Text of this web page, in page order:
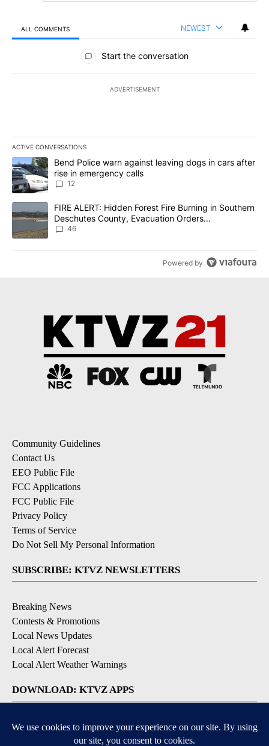
ALL COMMENTS NEWEST
All Comments
Start the conversation
ADVERTISEMENT
ACTIVE CONVERSATIONS
The following is a list of the most commented articles in the last
A trending article titled "Bend Police warn against leaving dogs
Bend Police warn against leaving dogs in cars after
rise in emergency calls
12
A trending article titled "FIRE ALERT: Hidden Forest Fire
FIRE ALERT: Hidden Forest Fire Burning in Southern
Deschutes County, Evacuation Orders
Implemented
46
Powered by
Community Guidelines
Contact Us
EEO Public File
FCC Applications
FCC Public File
Privacy Policy
Terms of Service
Do Not Sell My Personal Information
SUBSCRIBE: KTVZ NEWSLETTERS
Breaking News
Contests & Promotions
Local News Updates
Local Alert Forecast
Local Alert Weather Warnings
DOWNLOAD: KTVZ APPS
Apple & Google Play Stores